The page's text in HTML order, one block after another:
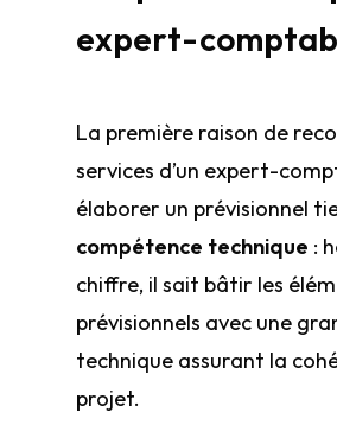
expert-
La première raison de
services d’un expert-
élaborer un prévisionnel
compétence technique :
chiffre, il sait bâtir les
prévisionnels avec une
technique assurant la
projet.